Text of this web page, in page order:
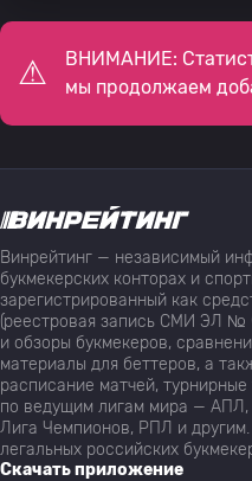
ВНИМАНИЕ:
мы продолжаем
Винрейтинг — независимый
букмекерских конторах и
зарегистрированный как
(реестровая запись СМИ ЭЛ №
и обзоры букмекеров,
материалы для беттеров, а
расписание матчей,
по ведущим лигам мира — АПЛ,
Лига Чемпионов, РПЛ и
легальных российских
Скачать приложение